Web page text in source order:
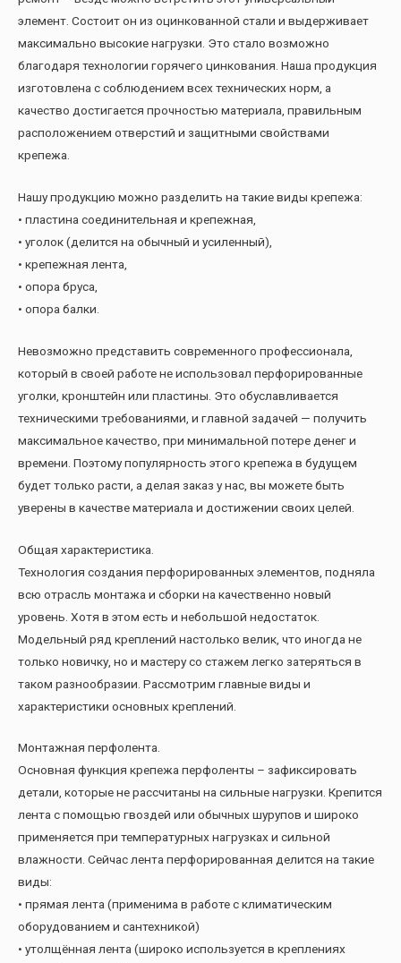
элемент. Состоит он из оцинкованной стали и выдерживает
максимально высокие нагрузки. Это стало возможно
благодаря технологии горячего цинкования. Наша продукция
изготовлена с соблюдением всех технических норм, а
качество достигается прочностью материала, правильным
расположением отверстий и защитными свойствами
крепежа.
Нашу продукцию можно разделить на такие виды крепежа:
• пластина соединительная и крепежная,
• уголок (делится на обычный и усиленный),
• крепежная лента,
• опора бруса,
• опора балки.
Невозможно представить современного профессионала,
который в своей работе не использовал перфорированные
уголки, кронштейн или пластины. Это обуславливается
техническими требованиями, и главной задачей — получить
максимальное качество, при минимальной потере денег и
времени. Поэтому популярность этого крепежа в будущем
будет только расти, а делая заказ у нас, вы можете быть
уверены в качестве материала и достижении своих целей.
Общая характеристика.
Технология создания перфорированных элементов, подняла
всю отрасль монтажа и сборки на качественно новый
уровень. Хотя в этом есть и небольшой недостаток.
Модельный ряд креплений настолько велик, что иногда не
только новичку, но и мастеру со стажем легко затеряться в
таком разнообразии. Рассмотрим главные виды и
характеристики основных креплений.
Монтажная перфолента.
Основная функция крепежа перфоленты – зафиксировать
детали, которые не рассчитаны на сильные нагрузки. Крепится
лента с помощью гвоздей или обычных шурупов и широко
применяется при температурных нагрузках и сильной
влажности. Сейчас лента перфорированная делится на такие
виды:
• прямая лента (применима в работе с климатическим
оборудованием и сантехникой)
• утолщённая лента (широко используется в креплениях